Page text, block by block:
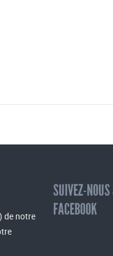
de notre
SUIVEZ-
FACEBOOK